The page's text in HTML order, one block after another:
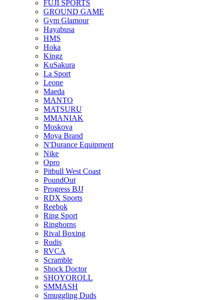
FUJI SPORTS
GROUND GAME
Gym Glamour
Hayabusa
HMS
Hoka
Kingz
KuSakura
La Sport
Leone
Maeda
MANTO
MATSURU
MMANIAK
Moskova
Moya Brand
N'Durance Equipment
Nike
Opro
Pitbull West Coast
PoundOut
Progress BJJ
RDX Sports
Reebok
Ring Sport
Ringhorns
Rival Boxing
Rudis
RVCA
Scramble
Shock Doctor
SHOYOROLL
SMMASH
Smuggling Duds